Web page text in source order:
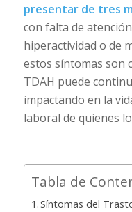
presentar de tres
con falta de
hiperactividad o de
estos síntomas son
TDAH puede
impactando en la
laboral de quienes
Tabla de
Síntomas del